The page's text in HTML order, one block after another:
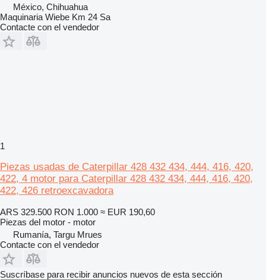
México, Chihuahua
Maquinaria Wiebe Km 24 Sa
Contacte con el vendedor
1
Piezas usadas de Caterpillar 428 432 434, 444, 416, 420,
422, 4 motor para Caterpillar 428 432 434, 444, 416, 420,
422, 426 retroexcavadora
ARS 329.500 RON 1.000 ≈ EUR 190,60
Piezas del motor - motor
Rumanía, Targu Mrues
Contacte con el vendedor
Suscríbase para recibir anuncios nuevos de esta sección